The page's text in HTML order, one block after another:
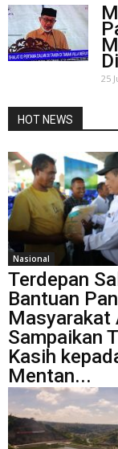
25
HOT NEWS
Nasional
Terdepan
Bantuan
Masyarakat
Sampaikan
Kasih
Mentan...